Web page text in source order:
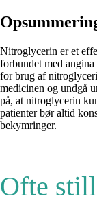
Nitroglycerin er et
forbundet med
for brug af
medicinen og undgå
på, at nitroglycerin
patienter bør altid
bekymringer.
Ofte